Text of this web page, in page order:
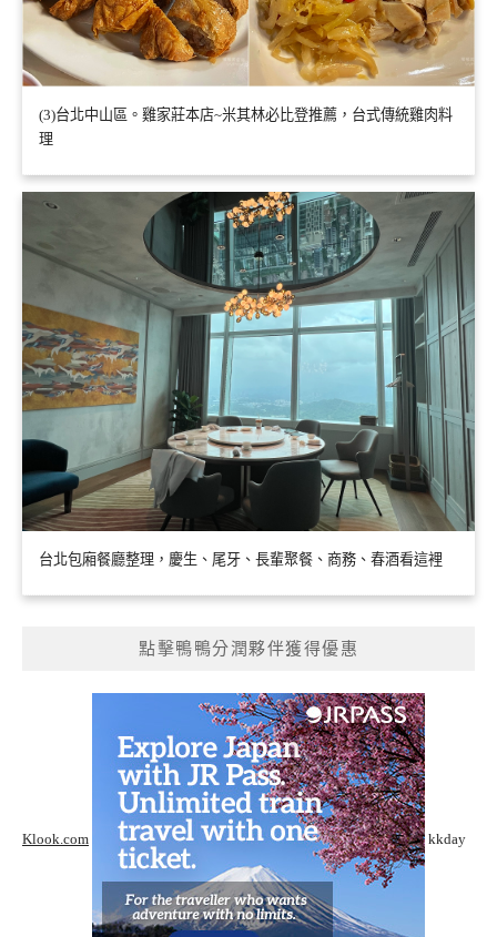
(3)台北中山區。雞家莊本店~米其林必比登推薦，台式傳統雞肉料
理
台北包廂餐廳整理，慶生、尾牙、長輩聚餐、商務、春酒看這裡
點擊鴨鴨分潤夥伴獲得優惠
Klook.com kkday